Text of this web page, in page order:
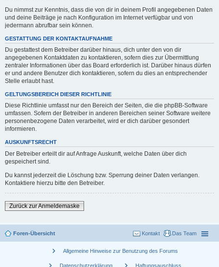
Du nimmst zur Kenntnis, dass die von dir in deinem Profil angegebenen Daten
und deine Beiträge je nach Konfiguration im Internet verfügbar und von
jedermann abrufbar sein können.
GESTATTUNG DER KONTAKTAUFNAHME
Du gestattest dem Betreiber darüber hinaus, dich unter den von dir
angegebenen Kontaktdaten zu kontaktieren, sofern dies zur Übermittlung
zentraler Informationen über das Board erforderlich ist. Darüber hinaus dürfen
er und andere Benutzer dich kontaktieren, sofern du dies an entsprechender
Stelle erlaubt hast.
GELTUNGSBEREICH DIESER RICHTLINIE
Diese Richtlinie umfasst nur den Bereich der Seiten, die die phpBB-Software
umfassen. Sofern der Betreiber in anderen Bereichen seiner Software weitere
personenbezogene Daten verarbeitet, wird er dich darüber gesondert
informieren.
AUSKUNFTSRECHT
Der Betreiber erteilt dir auf Anfrage Auskunft, welche Daten über dich
gespeichert sind.
Du kannst jederzeit die Löschung bzw. Sperrung deiner Daten verlangen.
Kontaktiere hierzu bitte den Betreiber.
Zurück zur Anmeldemaske
Foren-Übersicht Das Team
Kontakt
chevron_right Allgemeine Hinweise zur Benutzung des Forums
Datenschutzerklärung Haftungsauschluss